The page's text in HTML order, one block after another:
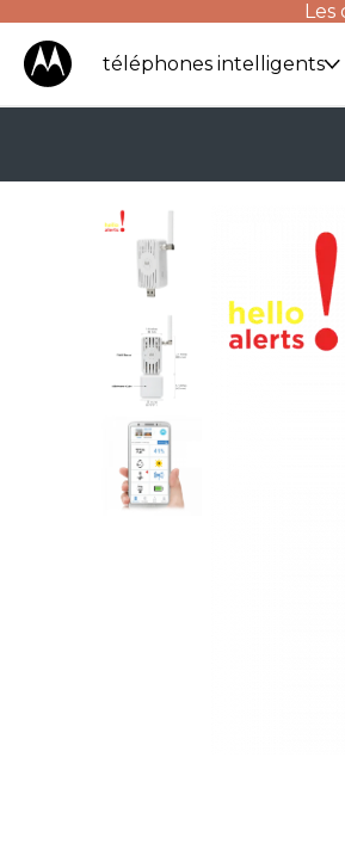
Les
téléphones intelligents